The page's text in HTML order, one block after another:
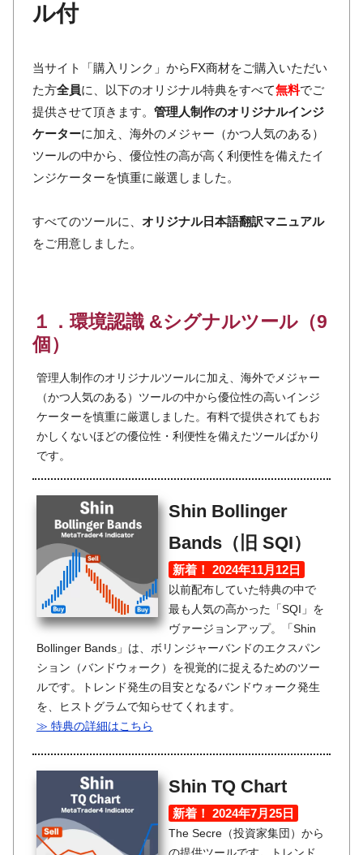
ル付
当サイト「購入リンク」からFX商材をご購入いただい
た方全員に、以下のオリジナル特典をすべて無料でご
提供させて頂きます。 管理人制作のオリジナルインジ
ケーターに加え、海外のメジャー（かつ人気のある）
ツールの中から、優位性の高が高く利便性を備えたイ
ンジケーターを慎重に厳選しました。
すべてのツールに、 オリジナル日本語翻訳マニュアル
をご用意しました。
１．環境認識 &シグナルツール（9
個）
管理人制作のオリジナルツールに加え、海外でメジャー
（かつ人気のある）ツールの中から優位性の高いインジ
ケーターを慎重に厳選しました。有料で提供されてもお
かしくないほどの優位性・利便性を備えたツールばかり
です。
Shin Bollinger
Bands（旧 SQI）
新着！ 2024年11月12日
以前配布していた特典の中で
最も人気の高かった「SQI」を
ヴァージョンアップ。「Shin
Bollinger Bands」は、ボリンジャーバンドのエクスパン
ション（バンドウォーク）を視覚的に捉えるためのツー
ルです。トレンド発生の目安となるバンドウォーク発生
を、ヒストグラムで知らせてくれます。
≫ 特典の詳細はこちら
Shin TQ Chart
新着！ 2024年7月25日
The Secre（投資家集団）から